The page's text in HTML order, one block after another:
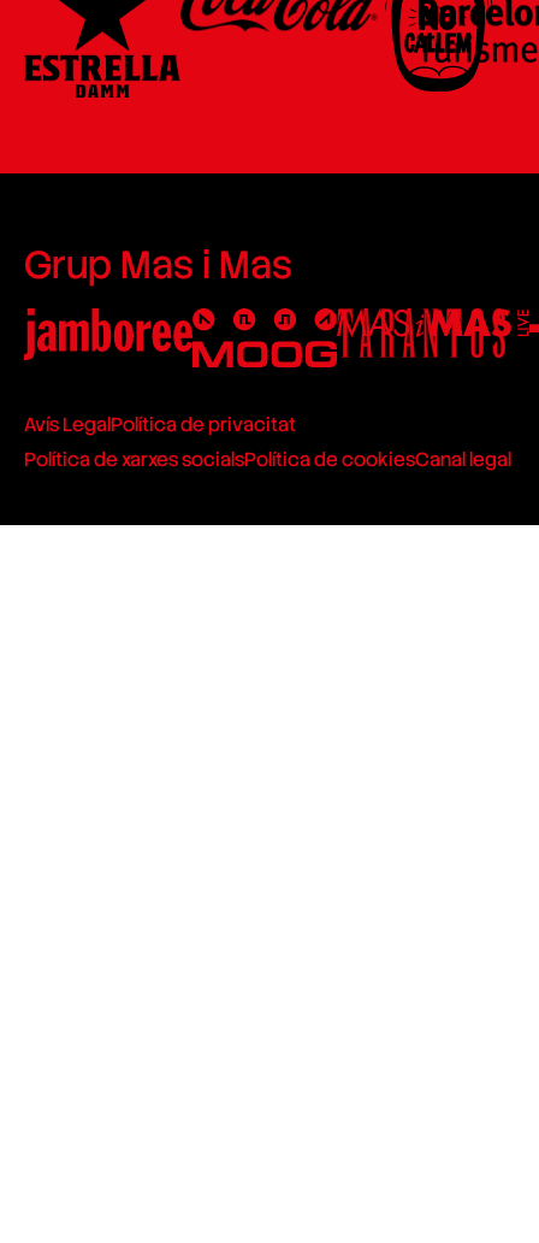
Grup Mas i Mas
Avís LegalPolítica de privacitat
Política de xarxes socialsPolítica de cookiesCanal legal